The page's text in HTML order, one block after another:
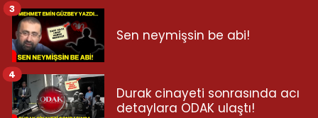
Sen neymişsin be abi!
3
Durak cinayeti sonrasında acı
detaylara ODAK ulaştı!
4